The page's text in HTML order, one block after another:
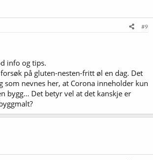
#9
info og tips.
på gluten-nesten-fritt øl en dag. Det
som nevnes her, at Corona inneholder kun
bygg... Det betyr vel at det kanskje er